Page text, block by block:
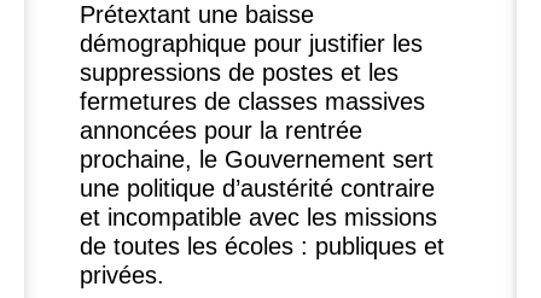
Prétextant une baisse
démographique pour justifier les
suppressions de postes et les
fermetures de classes massives
annoncées pour la rentrée
prochaine, le Gouvernement sert
une politique d’austérité contraire
et incompatible avec les missions
de toutes les écoles : publiques et
privées.